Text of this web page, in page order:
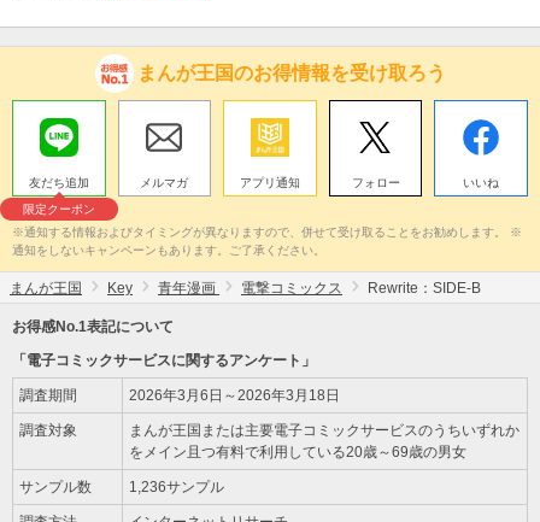
まんが王国のお得情報を受け取ろう
友だち追加
限定クーポン
メルマガ アプリ通知 フォロー いいね
※通知する情報およびタイミングが異なりますので、併せて受け取ることをお勧めします。 ※
通知をしないキャンペーンもあります。ご了承ください。
まんが王国 Key 青年漫画 電撃コミックス Rewrite：SIDE-B
お得感No.1表記について
「電子コミックサービスに関するアンケート」
調査期間 2026年3月6日～2026年3月18日
調査対象
まんが王国または主要電子コミックサービスのうちいずれか
をメイン且つ有料で利用している20歳～69歳の男女
サンプル数 1,236サンプル